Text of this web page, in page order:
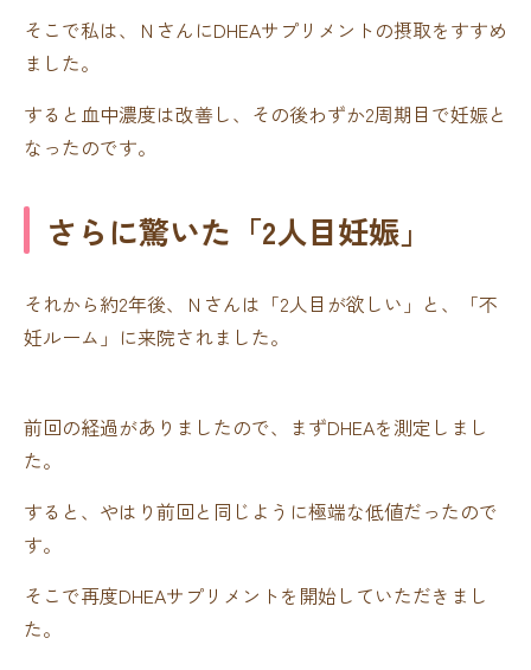
そこで私は、ＮさんにDHEAサプリメントの摂取をすすめ
ました。
すると血中濃度は改善し、その後わずか2周期目で妊娠と
なったのです。
さらに驚いた「2人目妊娠」
それから約2年後、Ｎさんは「2人目が欲しい」と、「不
妊ルーム」に来院されました。
前回の経過がありましたので、まずDHEAを測定しまし
た。
すると、やはり前回と同じように極端な低値だったので
す。
そこで再度DHEAサプリメントを開始していただきまし
た。